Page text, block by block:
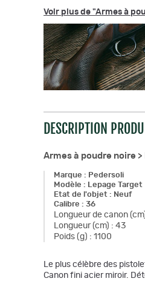
Voir plus de "Armes à
DESCRIPTION
Armes à poudre noire >
Marque : Pedersoli
Modèle : Lepage Target
Etat de l'objet : Neuf
Calibre : 36
Longueur de canon
Longueur (cm) : 43
Poids (g) : 1100
Le plus célèbre des
Canon fini acier miroir.